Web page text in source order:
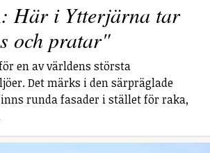
Här i Ytterjärna tar
och pratar"
en av världens största
Det märks i den särpräglade
runda fasader i stället för raka,